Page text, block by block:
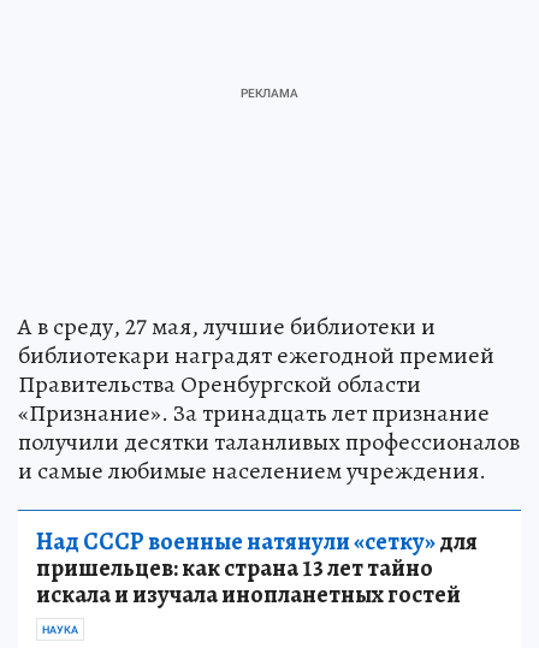
А в среду, 27 мая, лучшие библиотеки и
библиотекари наградят ежегодной премией
Правительства Оренбургской области
«Признание». За тринадцать лет признание
получили десятки таланливых профессионалов
и самые любимые населением учреждения.
Над СССР военные натянули «сетку»для
пришельцев: как страна 13 лет тайно
искала и изучала инопланетных гостей
НАУКА